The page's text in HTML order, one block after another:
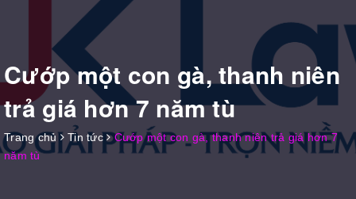
Cướp một con gà, thanh niên
trả giá hơn 7 năm tù
Trang chủ Tin tức
Cướp một con gà, thanh niên trả giá hơn 7
năm tù